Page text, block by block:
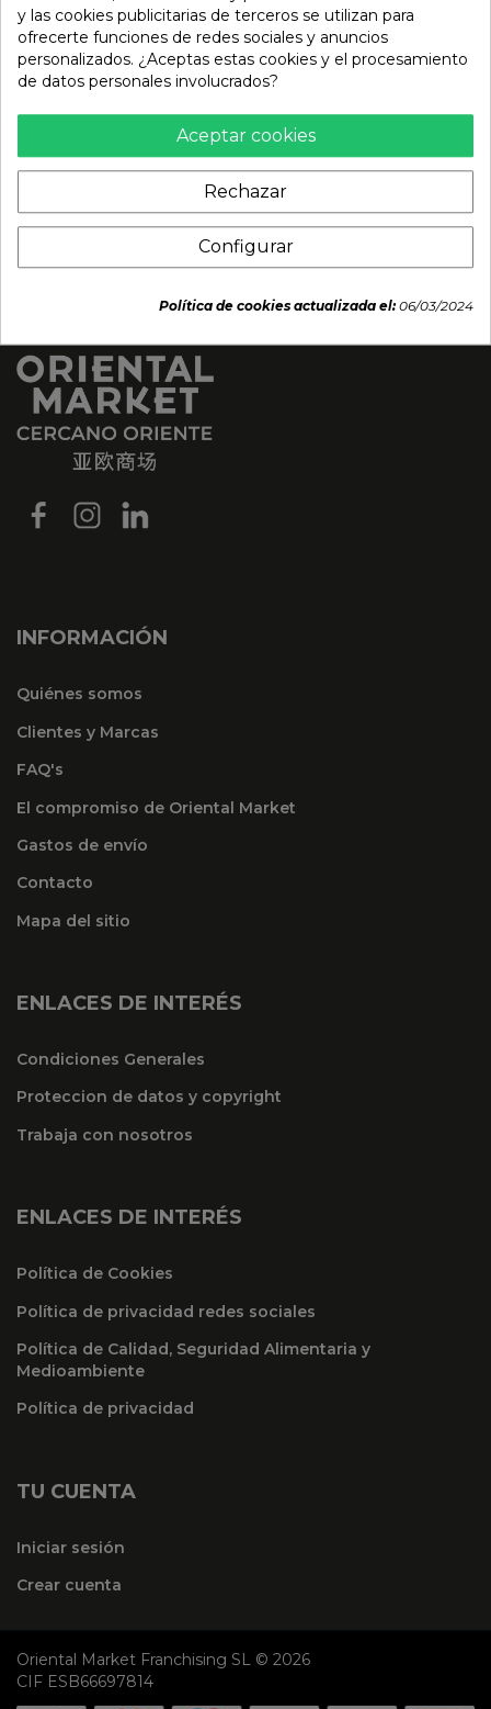
Salsa kaisendon
(OTAFUKU) 300ml
5,09 €
Salsa Pad Thai (SUREE)
295ml
3,95 €
INFORMACIÓN
Quiénes somos
Clientes y Marcas
FAQ's
El compromiso de Oriental Market
Gastos de envío
Contacto
Mapa del sitio
ENLACES DE INTERÉS
Condiciones Generales
Proteccion de datos y copyright
Trabaja con nosotros
ENLACES DE INTERÉS
Política de Cookies
Política de privacidad redes sociales
Política de Calidad, Seguridad Alimentaria y
Medioambiente
Política de privacidad
TU CUENTA
Iniciar sesión
Crear cuenta
Oriental Market Franchising SL © 2026
CIF ESB66697814
y las cookies publicitarias de terceros se utilizan para
ofrecerte funciones de redes sociales y anuncios
personalizados. ¿Aceptas estas cookies y el procesamiento
de datos personales involucrados?
Aceptar cookies
Rechazar
Configurar
Política de cookies actualizada el:06/03/2024